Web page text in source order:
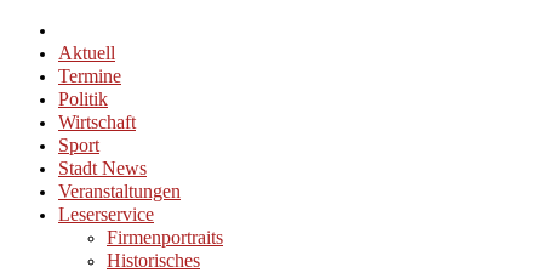
Aktuell
Termine
Politik
Wirtschaft
Sport
Stadt News
Veranstaltungen
Leserservice
Firmenportraits
Historisches